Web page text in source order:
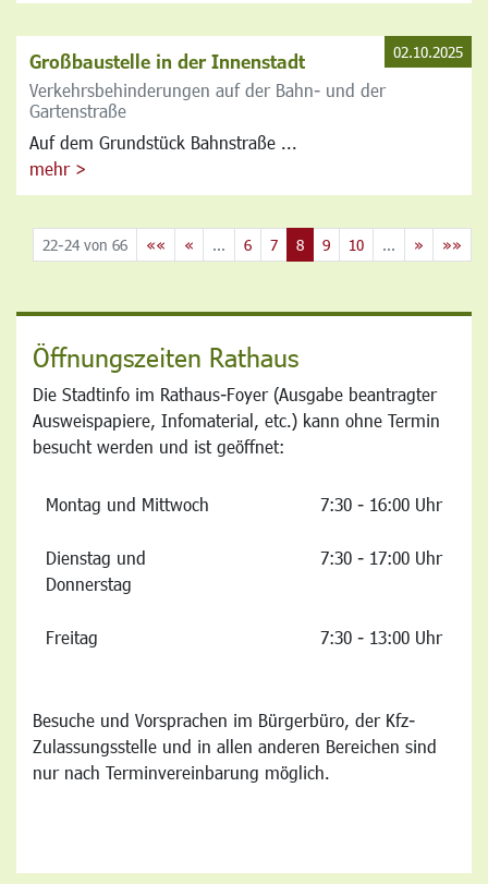
Großbaustelle in der Innenstadt
Verkehrsbehinderungen auf der Bahn- und der
Gartenstraße
Auf dem Grundstück Bahnstraße ...
mehr >
02.10.2025
22-24 von 66 «« « ... 6 7 8 9 10 ... » »»
Öffnungszeiten Rathaus
Die Stadtinfo im Rathaus-Foyer (Ausgabe beantragter
Ausweispapiere, Infomaterial, etc.) kann ohne Termin
besucht werden und ist geöffnet:
Montag und Mittwoch 7:30 - 16:00 Uhr
Dienstag und
Donnerstag
7:30 - 17:00 Uhr
Freitag 7:30 - 13:00 Uhr
Besuche und Vorsprachen im Bürgerbüro, der Kfz-
Zulassungsstelle und in allen anderen Bereichen sind
nur nach Terminvereinbarung möglich.